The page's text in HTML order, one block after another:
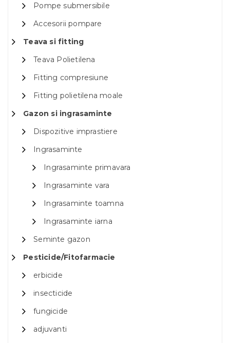
Pompe submersibile
Accesorii pompare
Teava si fitting
Teava Polietilena
Fitting compresiune
Fitting polietilena moale
Gazon si ingrasaminte
Dispozitive imprastiere
Ingrasaminte
Ingrasaminte primavara
Ingrasaminte vara
Ingrasaminte toamna
Ingrasaminte iarna
Seminte gazon
Pesticide/Fitofarmacie
erbicide
insecticide
fungicide
adjuvanti